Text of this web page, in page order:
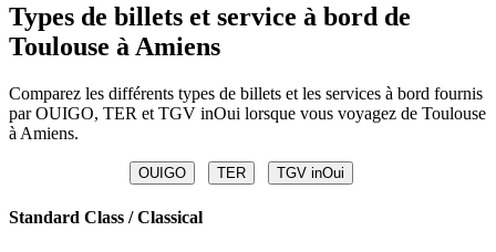
Types de billets et service à bord de
Toulouse à Amiens
Comparez les différents types de billets et les services à bord fournis
par OUIGO, TER et TGV inOui lorsque vous voyagez de Toulouse
à Amiens.
OUIGO TER TGV inOui
Standard Class / Classical